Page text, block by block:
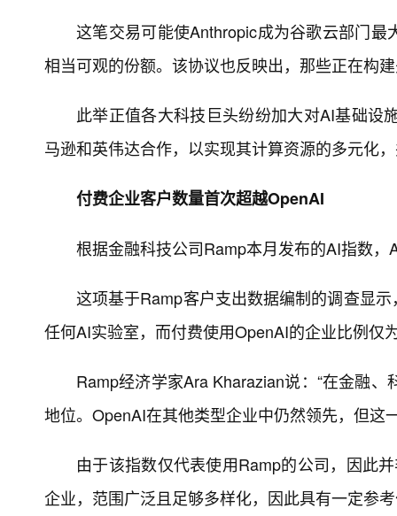
这笔交易可能使Anthropic成为谷歌云部门
相当可观的份额。该协议也反映出，那些正在构
此举正值各大科技巨头纷纷加大对AI基础设
马逊和英伟达合作，以实现其计算资源的多元化
付费企业客户数量首次超越OpenAI
根据金融科技公司Ramp本月发布的AI指数
这项基于Ramp客户支出数据编制的调查显
任何AI实验室，而付费使用OpenAI的企业比例仅
Ramp经济学家Ara Kharazian说：“在金融
地位。OpenAI在其他类型企业中仍然领先，但这
由于该指数仅代表使用Ramp的公司，因此
企业，范围广泛且足够多样化，因此具有一定参